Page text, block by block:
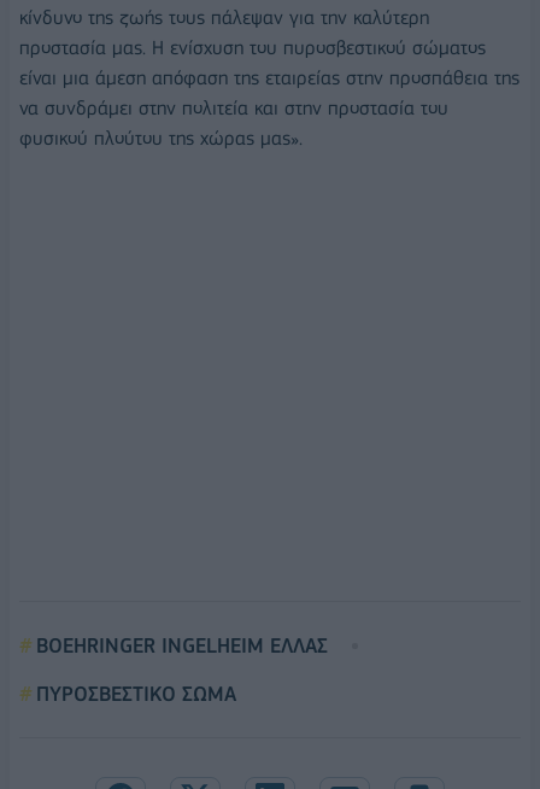
κίνδυνο της ζωής τους πάλεψαν για την καλύτερη
προστασία μας. Η ενίσχυση του πυροσβεστικού σώματος
είναι μια άμεση απόφαση της εταιρείας στην προσπάθεια της
να συνδράμει στην πολιτεία και στην προστασία του
φυσικού πλούτου της χώρας μας».
BOEHRINGER INGELHEIM ΕΛΛΑΣ
ΠΥΡΟΣΒΕΣΤΙΚΟ ΣΩΜΑ